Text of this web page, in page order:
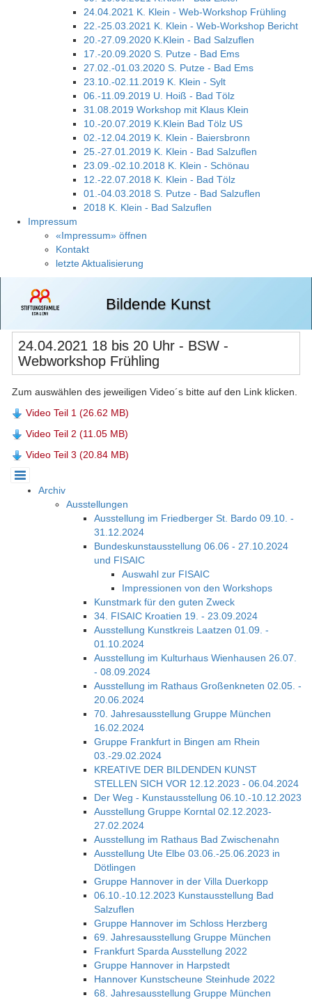
24.04.2021 K. Klein - Web-Workshop Frühling
22.-25.03.2021 K. Klein - Web-Workshop Bericht
20.-27.09.2020 K.Klein - Bad Salzuflen
17.-20.09.2020 S. Putze - Bad Ems
27.02.-01.03.2020 S. Putze - Bad Ems
23.10.-02.11.2019 K. Klein - Sylt
06.-11.09.2019 U. Hoiß - Bad Tölz
31.08.2019 Workshop mit Klaus Klein
10.-20.07.2019 K.Klein Bad Tölz US
02.-12.04.2019 K. Klein - Baiersbronn
25.-27.01.2019 K. Klein - Bad Salzuflen
23.09.-02.10.2018 K. Klein - Schönau
12.-22.07.2018 K. Klein - Bad Tölz
01.-04.03.2018 S. Putze - Bad Salzuflen
2018 K. Klein - Bad Salzuflen
Impressum
«Impressum» öffnen
Kontakt
letzte Aktualisierung
Bildende Kunst
24.04.2021 18 bis 20 Uhr - BSW -
Webworkshop Frühling
Zum auswählen des jeweiligen Video´s bitte auf den Link klicken.
Video Teil 1 (26.62 MB)
Video Teil 2 (11.05 MB)
Video Teil 3 (20.84 MB)
Archiv
Ausstellungen
Ausstellung im Friedberger St. Bardo 09.10. -
31.12.2024
Bundeskunstausstellung 06.06 - 27.10.2024
und FISAIC
Auswahl zur FISAIC
Impressionen von den Workshops
Kunstmark für den guten Zweck
34. FISAIC Kroatien 19. - 23.09.2024
Ausstellung Kunstkreis Laatzen 01.09. -
01.10.2024
Ausstellung im Kulturhaus Wienhausen 26.07.
- 08.09.2024
Ausstellung im Rathaus Großenkneten 02.05. -
20.06.2024
70. Jahresausstellung Gruppe München
16.02.2024
Gruppe Frankfurt in Bingen am Rhein
03.-29.02.2024
KREATIVE DER BILDENDEN KUNST
STELLEN SICH VOR 12.12.2023 - 06.04.2024
Der Weg - Kunstausstellung 06.10.-10.12.2023
Ausstellung Gruppe Korntal 02.12.2023-
27.02.2024
Ausstellung im Rathaus Bad Zwischenahn
Ausstellung Ute Elbe 03.06.-25.06.2023 in
Dötlingen
Gruppe Hannover in der Villa Duerkopp
06.10.-10.12.2023 Kunstausstellung Bad
Salzuflen
Gruppe Hannover im Schloss Herzberg
69. Jahresausstellung Gruppe München
Frankfurt Sparda Ausstellung 2022
Gruppe Hannover in Harpstedt
Hannover Kunstscheune Steinhude 2022
68. Jahresausstellung Gruppe München